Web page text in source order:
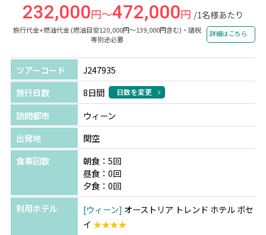
232,000円～472,000円 /1名様あたり
旅行代金+燃油代金 (燃油目安120,000円～139,000円含む)・諸税
等別途必要
詳細はこちら
ツアーコード
J247935
旅行日数
8日間 日数を変更
訪問都市
ウィーン
出発地
関空
食事回数
朝食：5回
昼食：0回
夕食：0回
利用ホテル
ウィーン オーストリア トレンド ホテル ボセ
イ ★★★★